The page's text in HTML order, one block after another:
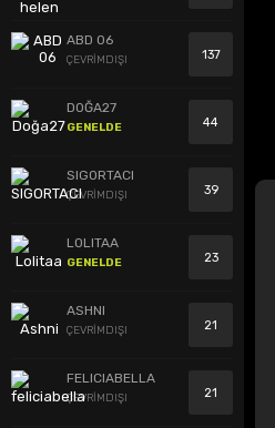
ABD 06
ÇEVRİMDIŞI 137
DOĞA27
GENELDE 44
SIGORTACI
ÇEVRİMDIŞI 39
LOLITAA
GENELDE 23
ASHNI
ÇEVRİMDIŞI 21
FELICIABELLA
ÇEVRİMDIŞI 21